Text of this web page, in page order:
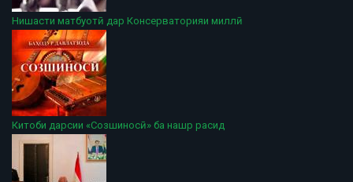
Нишасти матбуотӣ дар Консерваторияи миллӣ
Китоби дарсии «Созшиносӣ» ба нашр расид